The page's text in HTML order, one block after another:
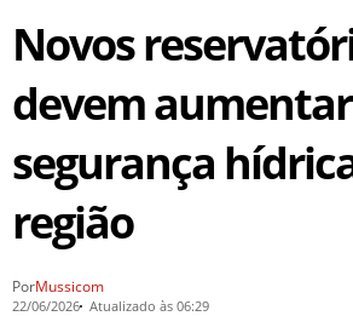
Novos
devem aumentar
segurança
região
PorMussicom
22/06/2026 Atualizado às 06:29